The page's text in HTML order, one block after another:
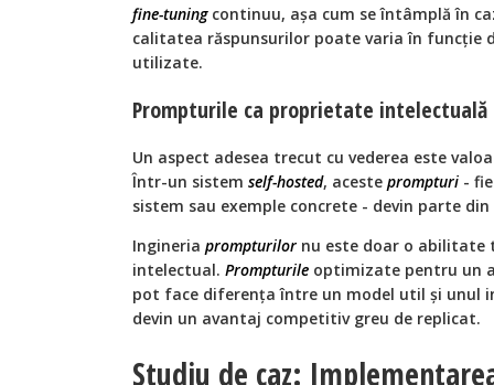
fine-tuningcontinuu, așa cum se întâmplă în
calitatea răspunsurilor poate varia în funcție
utilizate.
Prompturile ca proprietate intelectuală
Un aspect adesea trecut cu vederea este
Într-un sistem self-hosted, aceste prompturi -
sistem sau exemple concrete - devin parte din
Ingineria prompturilor nu este doar o abilitate
intelectual. Prompturile optimizate pentru un
pot face diferența între un model util și unul
devin un avantaj competitiv greu de replicat.
Studiu de caz: